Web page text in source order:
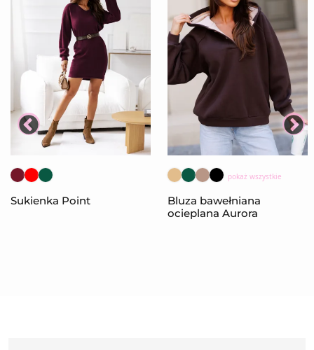
Sukienka Point
pokaż wszystkie
Bluza bawełniana
ocieplana Aurora